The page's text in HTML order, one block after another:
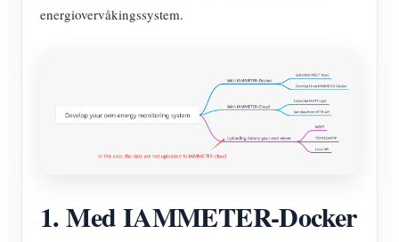
energiovervåkingssystem.
1. Med IAMMETER-Docker